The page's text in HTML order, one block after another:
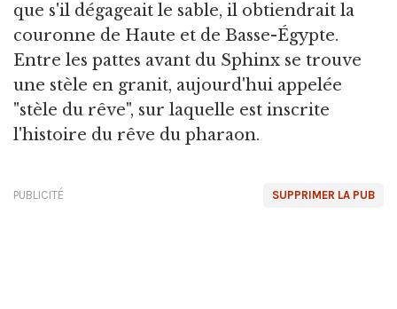
que s'il dégageait le sable, il obtiendrait la
couronne de Haute et de Basse-Égypte.
Entre les pattes avant du Sphinx se trouve
une stèle en granit, aujourd'hui appelée
"stèle du rêve", sur laquelle est inscrite
l'histoire du rêve du pharaon.
SUPPRIMER LA PUB
PUBLICITÉ